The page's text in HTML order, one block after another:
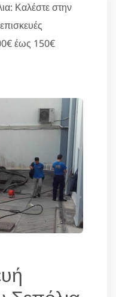
Καλέστε στην
έως 150€